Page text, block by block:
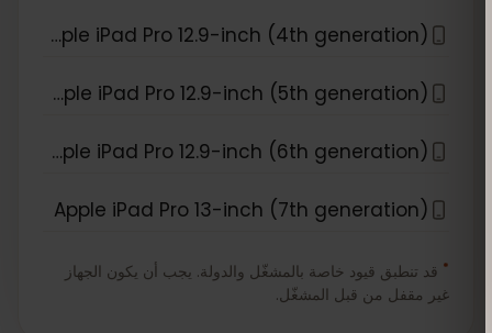
Apple iPad Pro 12.9-inch (4th generation)
Apple iPad Pro 12.9-inch (5th generation)
Apple iPad Pro 12.9-inch (6th generation)
Apple iPad Pro 13-inch (7th generation)
قد تنطبق قيود خاصة بالمشغّل والدولة. يجب أن يكون الجهاز
غير مقفل من قبل المشغّل.